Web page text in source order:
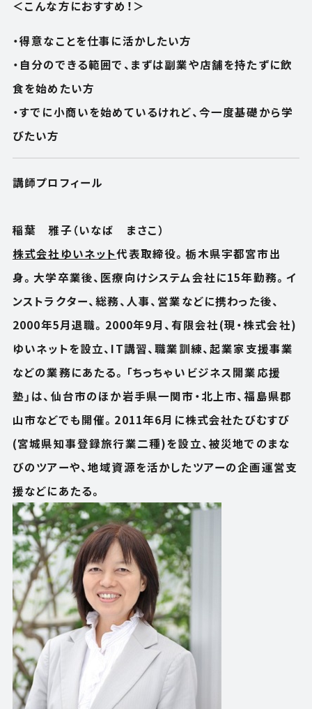
HOW TO USE
NEWS
OUTLINE
BLOG
ACCESS
APARTMENT
CONTACT
＜こんな方におすすめ！＞
・得意なことを仕事に活かしたい方
・自分のできる範囲で、まずは副業や店舗を持たずに飲
食を始めたい方
・すでに小商いを始めているけれど、今一度基礎から学
びたい方
講師プロフィール
稲葉 雅子（いなば まさこ）
株式会社ゆいネット代表取締役。栃木県宇都宮市出
身。大学卒業後、医療向けシステム会社に15年勤務。イ
ンストラクター、総務、人事、営業などに携わった後、
2000年5月退職。2000年9月、有限会社(現・株式会社)
ゆいネットを設立、IT講習、職業訓練、起業家支援事業
などの業務にあたる。「ちっちゃいビジネス開業応援
塾」は、仙台市のほか岩手県一関市・北上市、福島県郡
山市などでも開催。2011年6月に株式会社たびむすび
(宮城県知事登録旅行業二種)を設立、被災地でのまな
びのツアーや、地域資源を活かしたツアーの企画運営支
援などにあたる。